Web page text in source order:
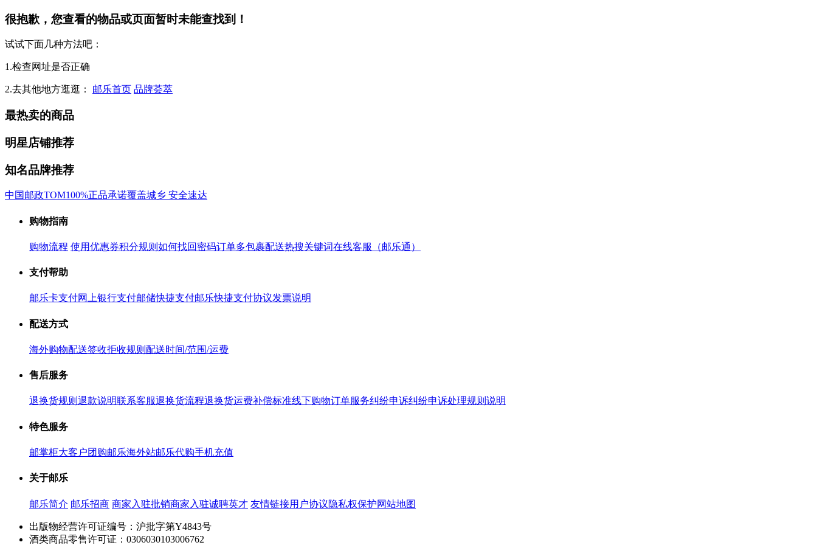
很抱歉，您查看的物品或页面暂时未能查找到！
试试下面几种方法吧：
1.检查网址是否正确
2.去其他地方逛逛： 邮乐首页 品牌荟萃
最热卖的商品
明星店铺推荐
知名品牌推荐
中国邮政TOM100%正品承诺覆盖城乡 安全速达
购物指南
购物流程 使用优惠券积分规则 如何找回密码订单多包裹配送热搜关键词在线客服（邮乐通）
支付帮助
邮乐卡支付网上银行支付邮储快捷支付邮乐快捷支付协议发票说明
配送方式
海外购物配送签收拒收规则 配送时间/范围/运费
售后服务
退换货规则 退款说明联系客服退换货流程退换货运费补偿标准线下购物订单服务纠纷申诉纠纷申诉处理规则说明
特色服务
邮掌柜大客户团购邮乐海外站邮乐代购手机充值
关于邮乐
邮乐简介 邮乐招商 商家入驻批销商家入驻诚聘英才 友情链接用户协议隐私权保护网站地图
出版物经营许可证编号：沪批字第Y4843号
酒类商品零售许可证：0306030103006762